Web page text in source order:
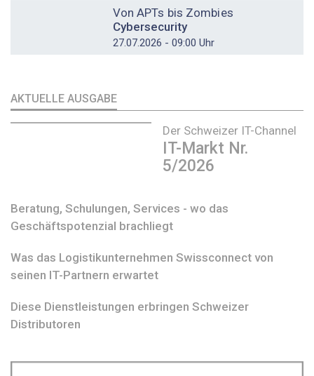
Von APTs bis Zombies
Cybersecurity
27.07.2026 - 09:00 Uhr
AKTUELLE AUSGABE
Der Schweizer IT-Channel
IT-Markt Nr.
5/2026
Beratung, Schulungen, Services - wo das
Geschäftspotenzial brachliegt
Was das Logistikunternehmen Swissconnect von
seinen IT-Partnern erwartet
Diese Dienstleistungen erbringen Schweizer
Distributoren